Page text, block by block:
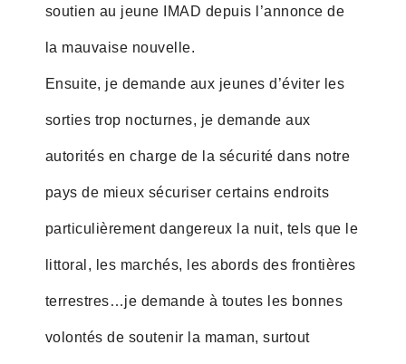
soutien au jeune IMAD depuis l’annonce de
la mauvaise nouvelle.
Ensuite, je demande aux jeunes d’éviter les
sorties trop nocturnes, je demande aux
autorités en charge de la sécurité dans notre
pays de mieux sécuriser certains endroits
particulièrement dangereux la nuit, tels que le
littoral, les marchés, les abords des frontières
terrestres…je demande à toutes les bonnes
volontés de soutenir la maman, surtout